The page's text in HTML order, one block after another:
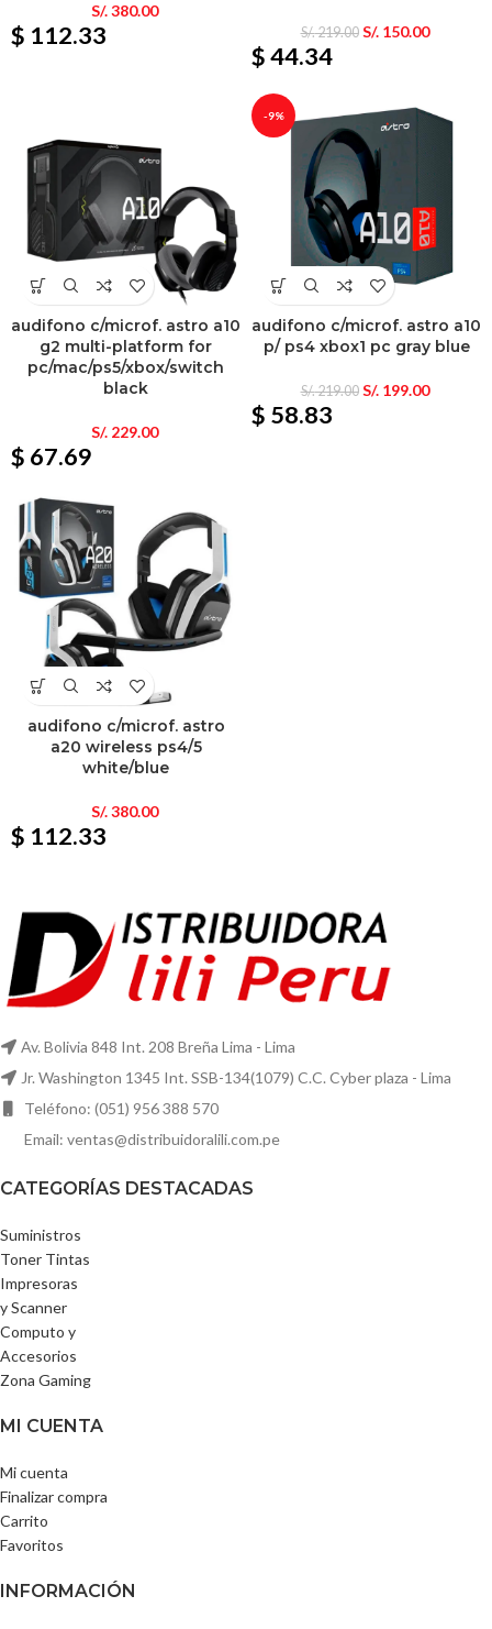
S/.380.00
$ 112.33 S/.219.00 S/.150.00
$ 44.34
audifono c/microf. astro a10
g2 multi-platform for
pc/mac/ps5/xbox/switch
black
S/.229.00
$ 67.69
-9%
audifono c/microf. astro a10
p/ ps4 xbox1 pc gray blue
S/.219.00 S/.199.00
$ 58.83
audifono c/microf. astro
a20 wireless ps4/5
white/blue
S/.380.00
$ 112.33
Av. Bolivia 848 Int. 208 Breña Lima - Lima
Jr. Washington 1345 Int. SSB-134(1079) C.C. Cyber plaza - Lima
Teléfono: (051) 956 388 570
Email: ventas@distribuidoralili.com.pe
CATEGORÍAS DESTACADAS
Suministros
Toner Tintas
Impresoras
y Scanner
Computo y
Accesorios
Zona Gaming
MI CUENTA
Mi cuenta
Finalizar compra
Carrito
Favoritos
INFORMACIÓN